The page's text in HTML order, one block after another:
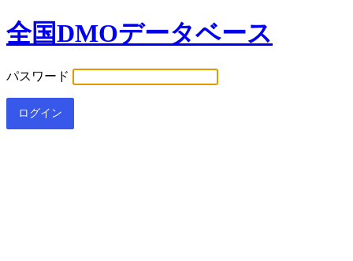
全国DMOデータベース
パスワード